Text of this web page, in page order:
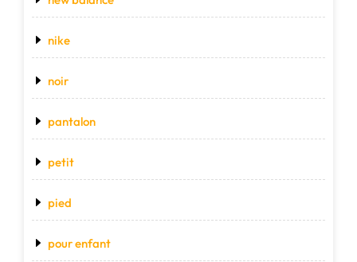
nike
noir
pantalon
petit
pied
pour enfant